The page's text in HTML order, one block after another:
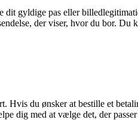
gyldige pas eller
der viser, hvor du bor. Du
Hvis du ønsker at bestille et
dig med at vælge det, der